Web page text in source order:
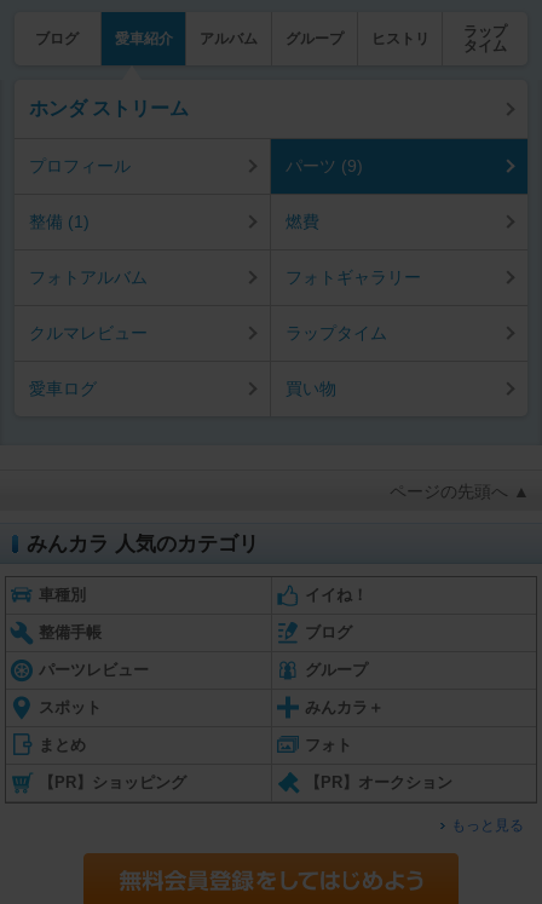
ブログ 愛車紹介 アルバム グループ ヒストリ
ラップ
タイム
ホンダ ストリーム
プロフィール パーツ (9)
整備 (1) 燃費
フォトアルバム フォトギャラリー
クルマレビュー ラップタイム
愛車ログ 買い物
ページの先頭へ ▲
みんカラ 人気のカテゴリ
車種別 イイね！
整備手帳 ブログ
パーツレビュー グループ
スポット みんカラ＋
まとめ フォト
【PR】ショッピング 【PR】オークション
もっと見る